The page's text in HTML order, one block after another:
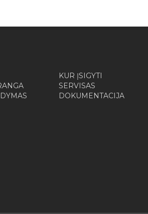
KUR ĮSIGYTI
SERVISAS
DOKUMENTACIJA